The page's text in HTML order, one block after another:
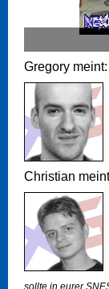
Gregory meint:
Christian